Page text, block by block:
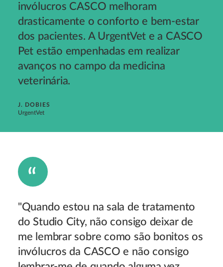
invólucros CASCO melhoram
drasticamente o conforto e bem-estar
dos pacientes. A UrgentVet e a CASCO
Pet estão empenhadas em realizar
avanços no campo da medicina
veterinária.
J. DOBIES
UrgentVet
"Quando estou na sala de tratamento
do Studio City, não consigo deixar de
me lembrar sobre como são bonitos os
invólucros da CASCO e não consigo